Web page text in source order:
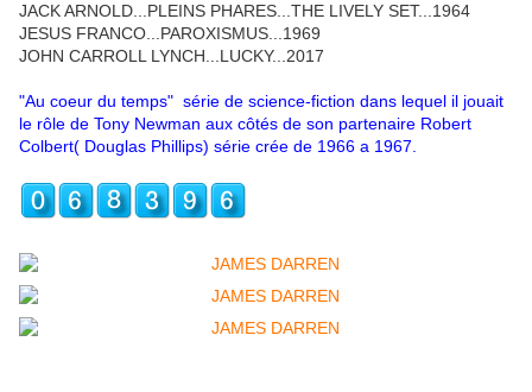
JACK ARNOLD...PLEINS PHARES...THE LIVELY SET...1964
JESUS FRANCO...PAROXISMUS...1969
JOHN CARROLL LYNCH...LUCKY...2017
"Au coeur du temps" série de science-fiction dans lequel il jouait
le rôle de Tony Newman aux côtés de son partenaire Robert
Colbert( Douglas Phillips) série crée de 1966 a 1967.